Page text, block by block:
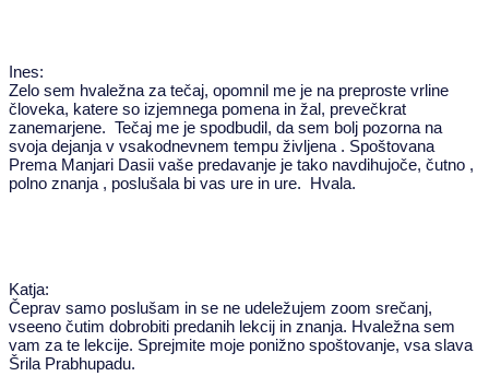
Ines:
Zelo sem hvaležna za tečaj, opomnil me je na preproste vrline
človeka, katere so izjemnega pomena in žal, prevečkrat
zanemarjene. Tečaj me je spodbudil, da sem bolj pozorna na
svoja dejanja v vsakodnevnem tempu življena . Spoštovana
Prema Manjari Dasii vaše predavanje je tako navdihujoče, čutno ,
polno znanja , poslušala bi vas ure in ure. Hvala.
Katja:
Čeprav samo poslušam in se ne udeležujem zoom srečanj,
vseeno čutim dobrobiti predanih lekcij in znanja. Hvaležna sem
vam za te lekcije. Sprejmite moje ponižno spoštovanje, vsa slava
Šrila Prabhupadu.